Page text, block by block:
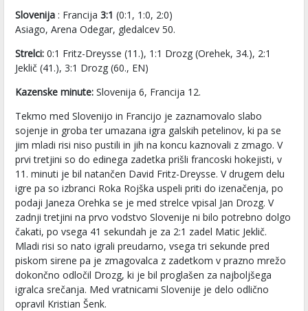
Slovenija : Francija 3:1 (0:1, 1:0, 2:0)
Asiago, Arena Odegar, gledalcev 50.
Strelci: 0:1 Fritz-Dreysse (11.), 1:1 Drozg (Orehek, 34.), 2:1
Jeklič (41.), 3:1 Drozg (60., EN)
Kazenske minute: Slovenija 6, Francija 12.
Tekmo med Slovenijo in Francijo je zaznamovalo slabo
sojenje in groba ter umazana igra galskih petelinov, ki pa se
jim mladi risi niso pustili in jih na koncu kaznovali z zmago. V
prvi tretjini so do edinega zadetka prišli francoski hokejisti, v
11. minuti je bil natančen David Fritz-Dreysse. V drugem delu
igre pa so izbranci Roka Rojška uspeli priti do izenačenja, po
podaji Janeza Orehka se je med strelce vpisal Jan Drozg. V
zadnji tretjini na prvo vodstvo Slovenije ni bilo potrebno dolgo
čakati, po vsega 41 sekundah je za 2:1 zadel Matic Jeklič.
Mladi risi so nato igrali preudarno, vsega tri sekunde pred
piskom sirene pa je zmagovalca z zadetkom v prazno mrežo
dokončno odločil Drozg, ki je bil proglašen za najboljšega
igralca srečanja. Med vratnicami Slovenije je delo odlično
opravil Kristian Šenk.